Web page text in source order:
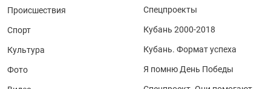
Происшествия
Спорт
Культура
Фото
Спецпроекты
Кубань 2000-2018
Кубань. Формат успеха
Я помню День Победы